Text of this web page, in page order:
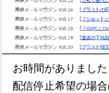
お時間がありまし
配信停止希望の場合